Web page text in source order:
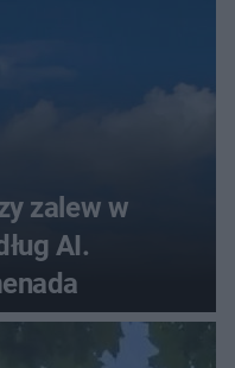
zalew w
AI.